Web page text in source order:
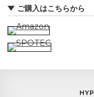
ご購入はこちらから